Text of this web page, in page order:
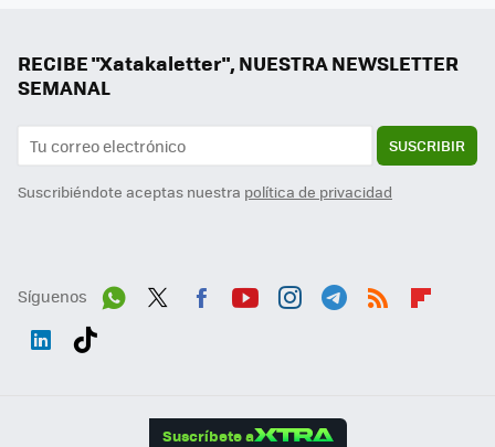
RECIBE "Xatakaletter", NUESTRA NEWSLETTER
SEMANAL
SUSCRIBIR
Suscribiéndote aceptas nuestra política de privacidad
Síguenos
Suscríbete a